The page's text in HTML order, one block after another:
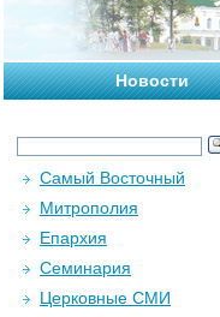
Новости
Самый Восточный
Митрополия
Епархия
Семинария
Церковные СМИ